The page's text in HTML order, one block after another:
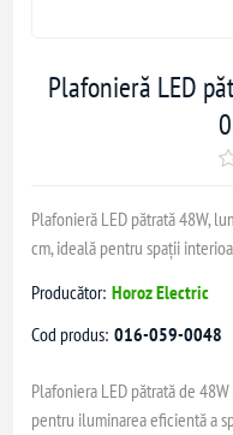
Plafonieră LED
Plafonieră LED pătrată 48W,
cm, ideală pentru spații
Producător: Horoz Electric
Cod produs: 016-059-0048
Plafoniera LED pătrată de
pentru iluminarea eficientă a